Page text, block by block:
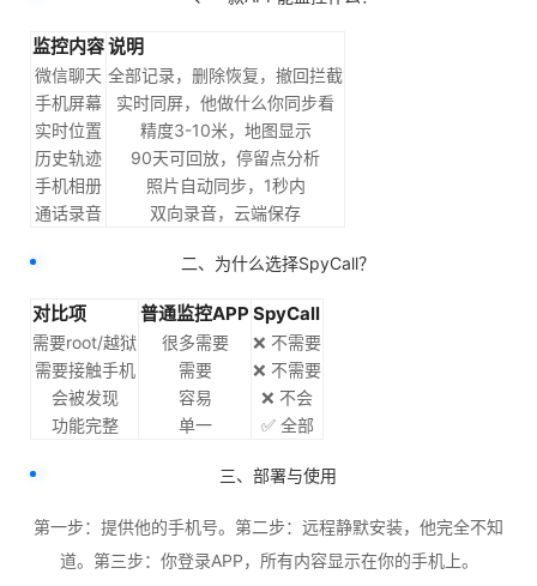
监控内容说明
微信聊天 全部记录，删除恢复，撤回拦截
手机屏幕
实时同屏，他做什么你同步看
实时位置
精度3-10米，地图显示
历史轨迹
90天可回放，停留点分析
手机相册
照片自动同步，1秒内
通话录音
双向录音，云端保存
二、为什么选择SpyCall？
对比项 普通监控APP SpyCall
需要root/越狱 很多需要
❌ 不需要
需要接触手机
需要
❌ 不需要
会被发现
容易
❌ 不会
功能完整
单一 ✅ 全部
三、部署与使用
第一步：提供他的手机号。第二步：远程静默安装，他完全不知
道。第三步：你登录APP，所有内容显示在你的手机上。